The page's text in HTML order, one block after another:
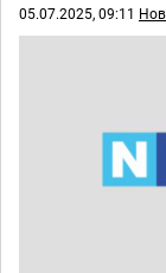
05.07.2025, 09:11